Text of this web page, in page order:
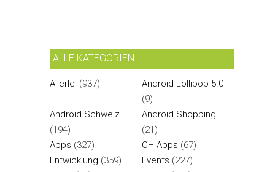
ALLE KATEGORIEN
Allerlei (937)
Android Lollipop 5.0
(9)
Android Schweiz
(194)
Android Shopping
(21)
Apps (327) CH Apps (67)
Entwicklung (359) Events (227)